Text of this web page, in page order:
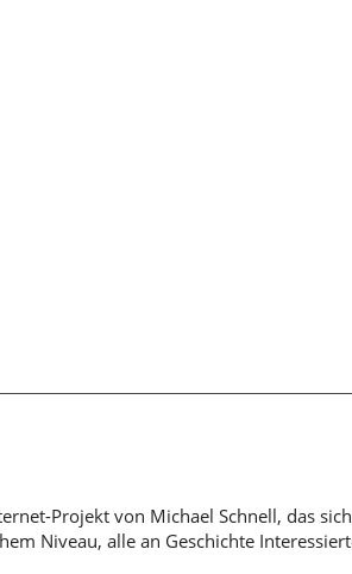
Projekt von Michael Schnell, das
Niveau, alle an Geschichte